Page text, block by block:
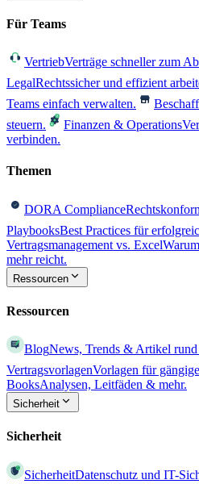
Für Teams
VertriebVerträge schneller zum
LegalRechtssicher und effizient
Teams einfach verwalten.
steuern.
Finanzen & Operations
verbinden.
Themen
DORA Compliance
PlaybooksBest Practices für
Vertragsmanagement vs. Excel
mehr reicht.
Ressourcen
Ressourcen
BlogNews, Trends & Artikel
VertragsvorlagenVorlagen für
BooksAnalysen, Leitfäden & mehr.
Sicherheit
Sicherheit
SicherheitDatenschutz und IT-